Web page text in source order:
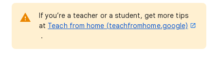
If you’re a teacher or a student, get more tips
at Teach from home (teachfromhome.google)
.